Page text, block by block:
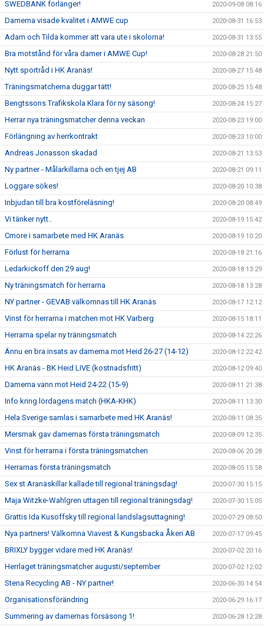
SWEDBANK förlänger! 2020-09-08 08:16
Damerna visade kvalitet i AMWE cup 2020-08-31 16:53
Adam och Tilda kommer att vara ute i skolorna! 2020-08-31 13:55
Bra motstånd för våra damer i AMWE Cup! 2020-08-28 21:50
Nytt sportråd i HK Aranäs! 2020-08-27 15:48
Träningsmatcherna duggar tätt! 2020-08-25 15:48
Bengtssons Trafikskola Klara för ny säsong! 2020-08-24 15:27
Herrar nya träningsmatcher denna veckan 2020-08-23 19:00
Förlängning av herrkontrakt 2020-08-23 10:00
Andreas Jonasson skadad 2020-08-21 13:53
Ny partner - Målarkillarna och en tjej AB 2020-08-21 09:11
Loggare sökes! 2020-08-20 10:38
Inbjudan till bra kostföreläsning! 2020-08-20 08:49
Vi tänker nytt.. 2020-08-19 15:42
Cmore i samarbete med HK Aranäs 2020-08-19 10:20
Förlust för herrarna 2020-08-18 21:16
Ledarkickoff den 29 aug! 2020-08-18 13:29
Ny träningsmatch för herrarna 2020-08-18 13:28
NY partner - GEVAB välkomnas till HK Aranäs 2020-08-17 12:12
Vinst för herrarna i matchen mot HK Varberg 2020-08-15 18:11
Herrarna spelar ny träningsmatch 2020-08-14 22:26
Ännu en bra insats av damerna mot Heid 26-27 (14-12) 2020-08-12 22:42
HK Aranäs - BK Heid LIVE (kostnadsfritt) 2020-08-12 09:40
Damerna vann mot Heid 24-22 (15-9) 2020-08-11 21:38
Info kring lördagens match (HKA-KHK) 2020-08-11 13:30
Hela Sverige samlas i samarbete med HK Aranäs! 2020-08-11 08:35
Mersmak gav damernas första träningsmatch 2020-08-09 12:35
Vinst för herrarna i första träningsmatchen 2020-08-06 20:28
Herrarnas första träningsmatch 2020-08-05 15:58
Sex st Aranäskillar kallade till regional träningsdag! 2020-07-30 15:15
Maja Witzke-Wahlgren uttagen till regional träningsdag! 2020-07-30 15:05
Grattis Ida Kusoffsky till regional landslagsuttagning! 2020-07-29 08:50
Nya partners! Välkomna Viavest & Kungsbacka Åkeri AB 2020-07-17 09:45
BRIXLY bygger vidare med HK Aranäs! 2020-07-02 20:16
Herrlaget träningsmatcher augusti/september 2020-07-02 12:02
Stena Recycling AB - NY partner! 2020-06-30 14:54
Organisationsförändring 2020-06-29 16:17
Summering av damernas försäsong 1! 2020-06-28 12:28